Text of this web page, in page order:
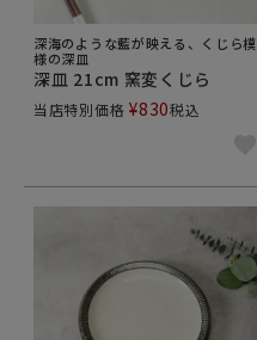
深海のような藍が映える、くじら模
様の深皿
深皿 21cm 窯変くじら
当店特別価格 ¥830税込